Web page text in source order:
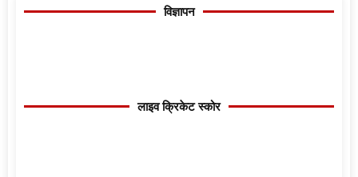
विज्ञापन
लाइव क्रिकेट स्कोर